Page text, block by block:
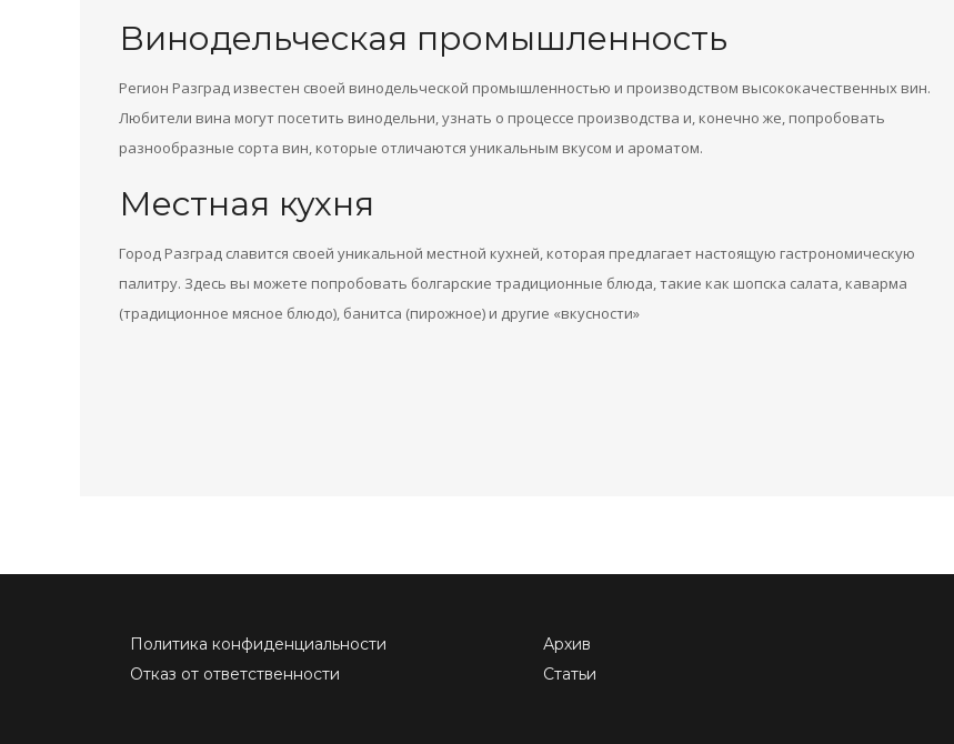
Винодельческая промышленность
Регион Разград известен своей винодельческой промышленностью и производством высококачественных вин.
Любители вина могут посетить винодельни, узнать о процессе производства и, конечно же, попробовать
разнообразные сорта вин, которые отличаются уникальным вкусом и ароматом.
Местная кухня
Город Разград славится своей уникальной местной кухней, которая предлагает настоящую гастрономическую
палитру. Здесь вы можете попробовать болгарские традиционные блюда, такие как шопска салата, каварма
(традиционное мясное блюдо), банитса (пирожное) и другие «вкусности»
Политика конфиденциальности
Отказ от ответственности
Архив
Статьи